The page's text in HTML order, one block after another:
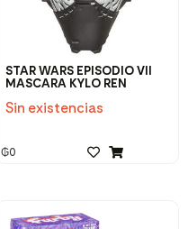
STAR WARS EPISODIO VII
MASCARA KYLO REN
Sin existencias
₲0